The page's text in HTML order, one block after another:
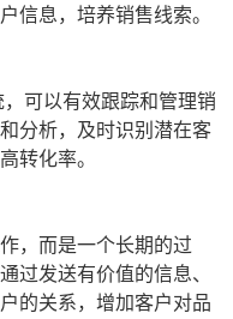
信息，培养销售线索。
可以有效跟踪和管理销
分析，及时识别潜在客
转化率。
，而是一个长期的过
过发送有价值的信息、
的关系，增加客户对品